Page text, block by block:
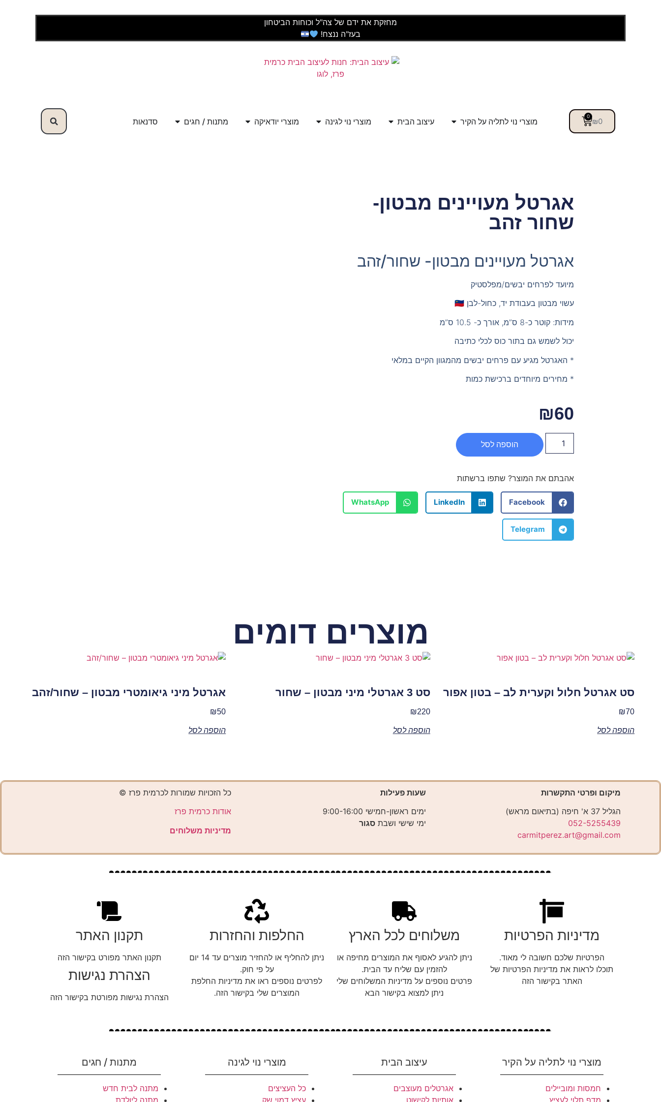
מחזקת את ידם של צה"ל וכוחות הביטחון
בעז"ה ננצח!
₪0
0
מוצרי נוי לתליה על הקיר עיצוב הבית מוצרי נוי לגינה מוצרי יודאיקה מתנות / חגים סדנאות
אגרטל מעויינים מבטון-
שחור זהב
אגרטל מעויינים מבטון- שחור/זהב
מיועד לפרחים יבשים/מפלסטיק
עשוי מבטון בעבודת יד, כחול-לבן 🇮🇱
מידות: קוטר כ-8 ס”מ, אורך כ- 10.5 ס”מ
יכול לשמש גם בתור כוס לכלי כתיבה
* האגרטל מגיע עם פרחים יבשים מהמגוון הקיים במלאי
* מחירים מיוחדים ברכישת כמות
₪60
הוספה לסל
אהבתם את המוצר? שתפו ברשתות
Facebook
LinkedIn
WhatsApp
Telegram
מוצרים דומים
סט אגרטל חלול וקערית לב – בטון אפור
₪70
הוספה לסל
סט 3 אגרטלי מיני מבטון – שחור
₪220
הוספה לסל
אגרטל מיני גיאומטרי מבטון – שחור/זהב
₪50
הוספה לסל
מיקום ופרטי התקשרות
הגליל 37 א' חיפה (בתיאום מראש)
052-5255439
carmitperez.art@gmail.com
שעות פעילות
ימים ראשון-חמישי 9:00-16:00
ימי שישי ושבת סגור
כל הזכויות שמורות לכרמית פרז ©️
אודות כרמית פרז
מדיניות משלוחים
מדיניות הפרטיות
הפרטיות שלכם חשובה לי מאוד.
תוכלו לראות את מדיניות הפרטיות של
האתר בקישור הזה
משלוחים לכל הארץ
ניתן להגיע לאסוף את המוצרים מחיפה או
להזמין עם שליח עד הבית.
פרטים נוספים על מדיניות המשלוחים שלי
ניתן למצוא בקישור הבא
החלפות והחזרות
ניתן להחליף או להחזיר מוצרים עד 14 יום
על פי חוק.
לפרטים נוספים ראו את מדיניות החלפת
המוצרים שלי בקישור הזה.
תקנון האתר
תקנון האתר מפורט בקישור הזה
הצהרת נגישות
הצהרת נגישות מפורטת בקישור הזה
מוצרי נוי לתליה על הקיר
חמסות ומוביילים
מדף תלוי לעציץ
עיצוב הבית
אגרטלים מעוצבים
אותיות לקישוט
מוצרי נוי לגינה
כל העציצים
עציץ דמוי שק
מתנות / חגים
מתנה לבית חדש
מתנה ליולדת